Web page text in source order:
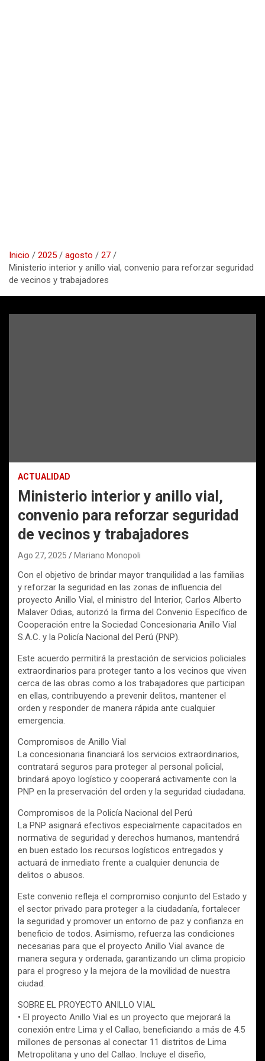
Inicio 2025 agosto
27
Ministerio interior y anillo vial, convenio para reforzar seguridad
de vecinos y trabajadores
ACTUALIDAD
Ministerio interior y anillo vial,
convenio para reforzar seguridad
de vecinos y trabajadores
Ago 27, 2025 Mariano Monopoli
Con el objetivo de brindar mayor tranquilidad a las familias
y reforzar la seguridad en las zonas de influencia del
proyecto Anillo Vial, el ministro del Interior, Carlos Alberto
Malaver Odias, autorizó la firma del Convenio Específico de
Cooperación entre la Sociedad Concesionaria Anillo Vial
S.A.C. y la Policía Nacional del Perú (PNP).
Este acuerdo permitirá la prestación de servicios policiales
extraordinarios para proteger tanto a los vecinos que viven
cerca de las obras como a los trabajadores que participan
en ellas, contribuyendo a prevenir delitos, mantener el
orden y responder de manera rápida ante cualquier
emergencia.
Compromisos de Anillo Vial
La concesionaria financiará los servicios extraordinarios,
contratará seguros para proteger al personal policial,
brindará apoyo logístico y cooperará activamente con la
PNP en la preservación del orden y la seguridad ciudadana.
Compromisos de la Policía Nacional del Perú
La PNP asignará efectivos especialmente capacitados en
normativa de seguridad y derechos humanos, mantendrá
en buen estado los recursos logísticos entregados y
actuará de inmediato frente a cualquier denuncia de
delitos o abusos.
Este convenio refleja el compromiso conjunto del Estado y
el sector privado para proteger a la ciudadanía, fortalecer
la seguridad y promover un entorno de paz y confianza en
beneficio de todos. Asimismo, refuerza las condiciones
necesarias para que el proyecto Anillo Vial avance de
manera segura y ordenada, garantizando un clima propicio
para el progreso y la mejora de la movilidad de nuestra
ciudad.
SOBRE EL PROYECTO ANILLO VIAL
• El proyecto Anillo Vial es un proyecto que mejorará la
conexión entre Lima y el Callao, beneficiando a más de 4.5
millones de personas al conectar 11 distritos de Lima
Metropolitana y uno del Callao. Incluye el diseño,